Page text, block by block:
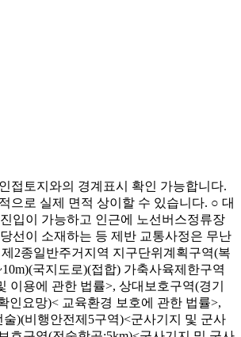
접토지와의 경계표시 확인 가능합니다.
으로 실제 면적 상이할 수 있습니다. ○ 대
입이 가능하고 인근에 노선버스정류장
선이 소재하는 등 제반 교통사정은 무난
2종일반주거지역 지구단위계획구역(복
국지도로)(접합) 가축사육제한구역
이용에 관한 법률>, 상대보호구역(경기
인요망)< 교육환경 보호에 관한 법률>,
)(비행안전제5구역)<군사기지 및 군사